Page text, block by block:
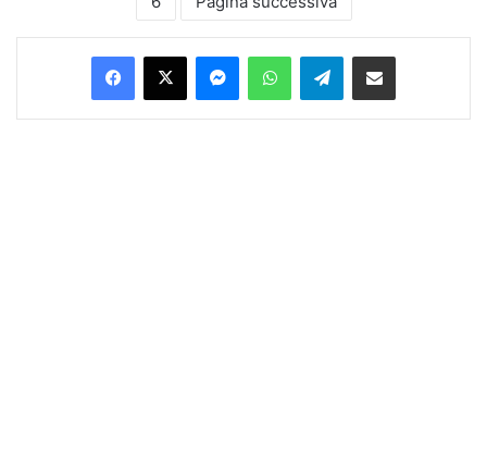
Facebook
X MessengerWhatsAppTelegramCondividi via Email